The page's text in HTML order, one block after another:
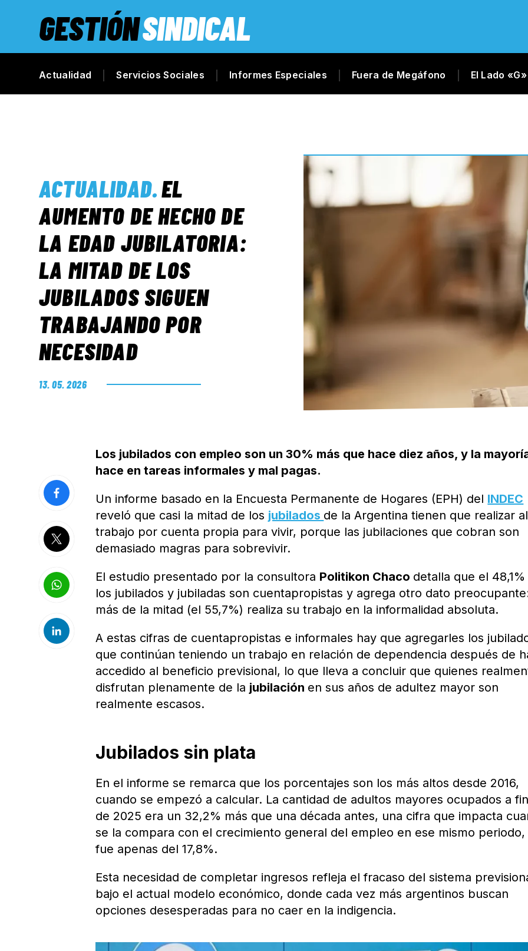
GESTIÓNSINDICAL
Actualidad Servicios Sociales Informes Especiales Fuera de Megáfono El Lado «G»
ACTUALIDAD.EL
AUMENTO DE HECHO DE
LA EDAD JUBILATORIA:
LA MITAD DE LOS
JUBILADOS SIGUEN
TRABAJANDO POR
NECESIDAD
13. 05. 2026
Los jubilados con empleo son un 30% más que hace diez años, y la
hace en tareas informales y mal pagas.
Un informe basado en la Encuesta Permanente de Hogares (EPH) del INDEC
reveló que casi la mitad de los jubilados de la Argentina tienen que realizar
trabajo por cuenta propia para vivir, porque las jubilaciones que cobran son
demasiado magras para sobrevivir.
El estudio presentado por la consultora Politikon Chaco detalla que el
los jubilados y jubiladas son cuentapropistas y agrega otro dato
más de la mitad (el 55,7%) realiza su trabajo en la informalidad absoluta.
A estas cifras de cuentapropistas e informales hay que agregarles los
que continúan teniendo un trabajo en relación de dependencia después de
accedido al beneficio previsional, lo que lleva a concluir que quienes
disfrutan plenamente de la jubilación en sus años de adultez mayor son
realmente escasos.
Jubilados sin plata
En el informe se remarca que los porcentajes son los más altos desde 2016,
cuando se empezó a calcular. La cantidad de adultos mayores ocupados a
de 2025 era un 32,2% más que una década antes, una cifra que impacta
se la compara con el crecimiento general del empleo en ese mismo
fue apenas del 17,8%.
Esta necesidad de completar ingresos refleja el fracaso del sistema
bajo el actual modelo económico, donde cada vez más argentinos buscan
opciones desesperadas para no caer en la indigencia.